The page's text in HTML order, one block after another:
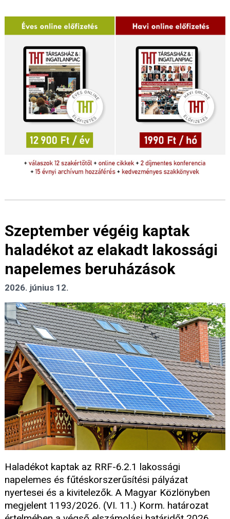
Szeptember végéig kaptak
haladékot az elakadt lakossági
napelemes beruházások
2026. június 12.
Haladékot kaptak az RRF-6.2.1 lakossági
napelemes és fűtéskorszerűsítési pályázat
nyertesei és a kivitelezők. A Magyar Közlönyben
megjelent 1193/2026. (VI. 11.) Korm. határozat